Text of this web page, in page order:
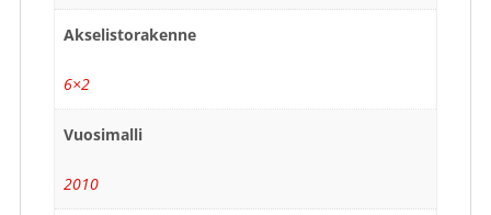
Akselistorakenne
6×2
Vuosimalli
2010